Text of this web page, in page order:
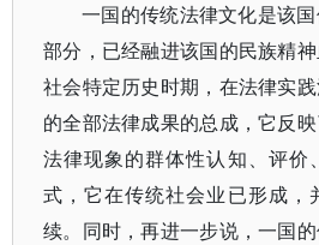
一国的传统法律文化是该
部分，已经融进该国的民族精
社会特定历史时期，在法律实
的全部法律成果的总成，它反
法律现象的群体性认知、评价
式，它在传统社会业已形成，
续。同时，再进一步说，一国